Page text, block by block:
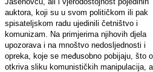
auktora, koji su u svom političkom ili pak
spisateljskom radu ujedinili četništvo i
komunizam. Na primjerima njihovih djela
upozorava i na mnoštvo nedosljednosti i
opreka, koje se međusobno pobijaju, što
otkriva sliku komunističkih manipulacija, a